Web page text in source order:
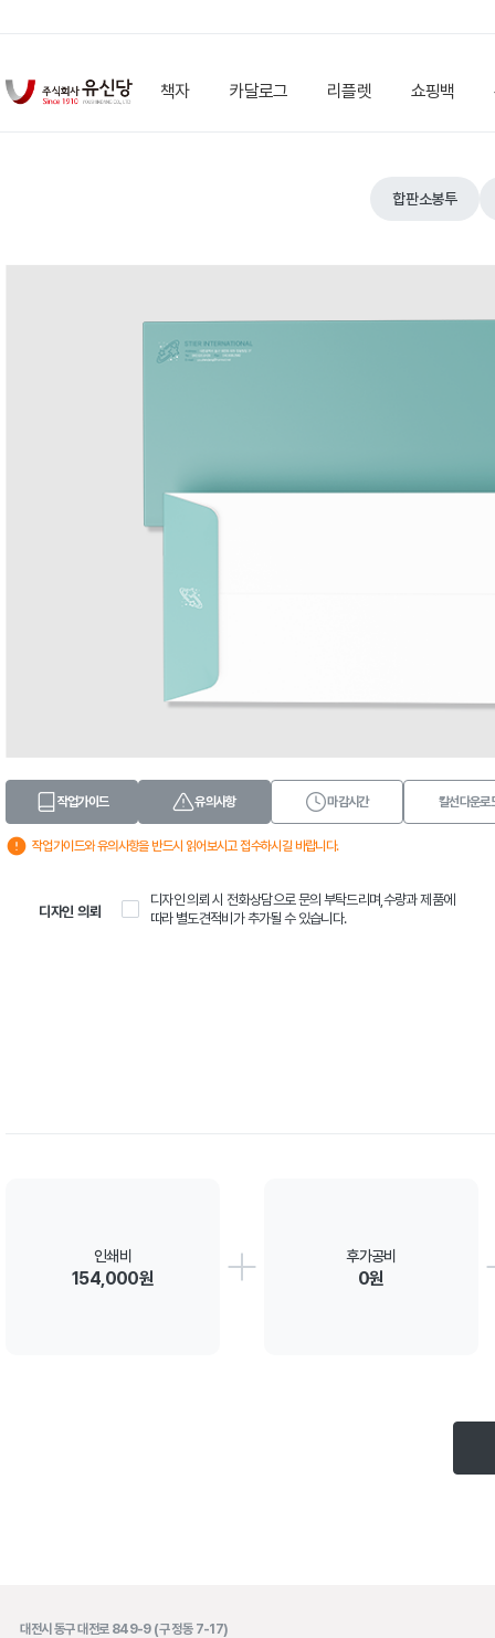
책자 카달로그 리플렛 쇼핑백
합판소봉투
작업가이드 유의사항 마감시간 칼선다운로
작업가이드와 유의사항을 반드시 읽어보시고 접수하시길 바랍니다.
디자인 의뢰
디자인 의뢰 시 전화상담으로 문의 부탁드리며,수량과 제품에
따라 별도견적비가 추가될 수 있습니다.
인쇄비
154,000원
후가공비
0원
대전시 동구 대전로 849-9 (구 정동 7-17)